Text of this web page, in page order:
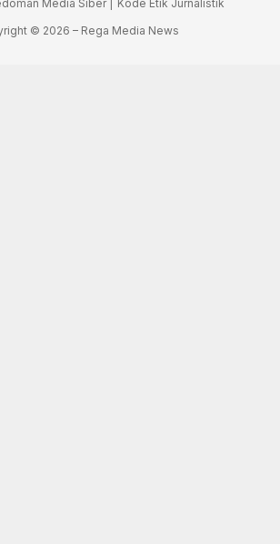
Media Siber |
Kode Etik Jurnalistik
© 2026 – Rega Media News